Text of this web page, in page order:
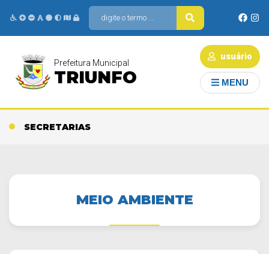
usuário
Prefeitura Municipal
TRIUNFO MENU
SECRETARIAS
MEIO AMBIENTE